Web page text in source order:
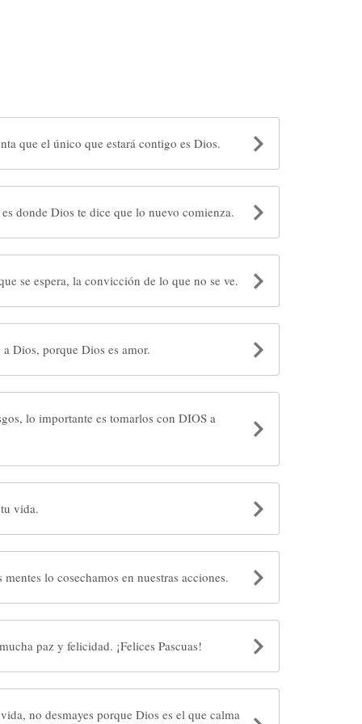
que el único que estará contigo es Dios.
donde Dios te dice que lo nuevo comienza.
se espera, la convicción de lo que no se ve.
Dios, porque Dios es amor.
lo importante es tomarlos con DIOS a
vida.
lo cosechamos en nuestras acciones.
Que en esta época encuentres mucha paz y felicidad. ¡Felices Pascuas!
no desmayes porque Dios es el que calma